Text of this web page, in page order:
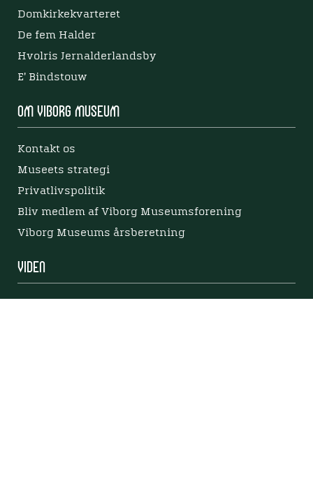
Domkirkekvarteret
De fem Halder
Hvolris Jernalderlandsby
E' Bindstouw
Om Viborg Museum
Kontakt os
Museets strategi
Privatlivspolitik
Bliv medlem af Viborg Museumsforening
Viborg Museums årsberetning
Viden